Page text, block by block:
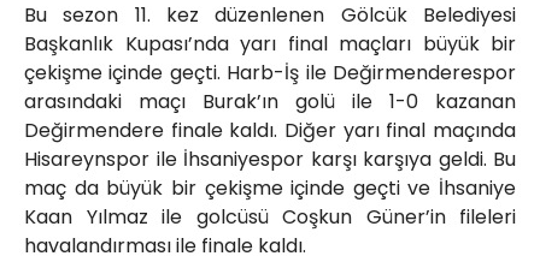
Bu sezon 11. kez düzenlenen Gölcük Belediyesi
Başkanlık Kupası’nda yarı final maçları büyük bir
çekişme içinde geçti. Harb-İş ile Değirmenderespor
arasındaki maçı Burak’ın golü ile 1-0 kazanan
Değirmendere finale kaldı. Diğer yarı final maçında
Hisareynspor ile İhsaniyespor karşı karşıya geldi. Bu
maç da büyük bir çekişme içinde geçti ve İhsaniye
Kaan Yılmaz ile golcüsü Coşkun Güner’in fileleri
havalandırması ile finale kaldı.